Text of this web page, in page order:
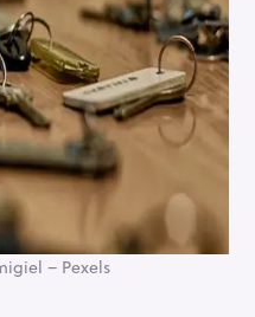
– Pexels